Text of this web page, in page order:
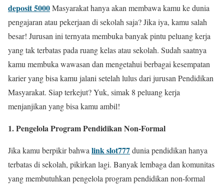
deposit 5000Masyarakat hanya akan membawa kamu ke dunia
pengajaran atau pekerjaan di sekolah saja? Jika iya, kamu salah
besar! Jurusan ini ternyata membuka banyak pintu peluang kerja
yang tak terbatas pada ruang kelas atau sekolah. Sudah saatnya
kamu membuka wawasan dan mengetahui berbagai kesempatan
karier yang bisa kamu jalani setelah lulus dari jurusan Pendidikan
Masyarakat. Siap terkejut? Yuk, simak 8 peluang kerja
menjanjikan yang bisa kamu ambil!
1. Pengelola Program Pendidikan Non-Formal
Jika kamu berpikir bahwa link slot777dunia pendidikan hanya
terbatas di sekolah, pikirkan lagi. Banyak lembaga dan komunitas
yang membutuhkan pengelola program pendidikan non-formal